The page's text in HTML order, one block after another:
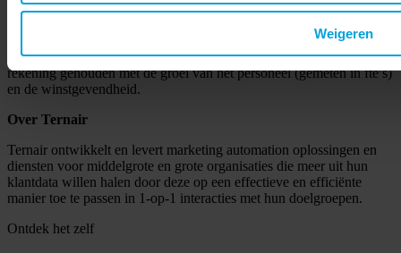
Weigeren
Het FD weegt de cijfers van alle bedrijven en nomineert alleen de
snelst groeiende bedrijven. Het belangrijkste criterium om in
aanmerking te komen voor een Award is een omzetgroei van
minimaal 20% over een periode van drie jaar. Daarnaast wordt ook
rekening gehouden met de groei van het personeel (gemeten in fte’s)
en de winstgevendheid.
Over Ternair
Ternair ontwikkelt en levert marketing automation oplossingen en
diensten voor middelgrote en grote organisaties die meer uit hun
klantdata willen halen door deze op een effectieve en efficiënte
manier toe te passen in 1-op-1 interacties met hun doelgroepen.
Ontdek het zelf